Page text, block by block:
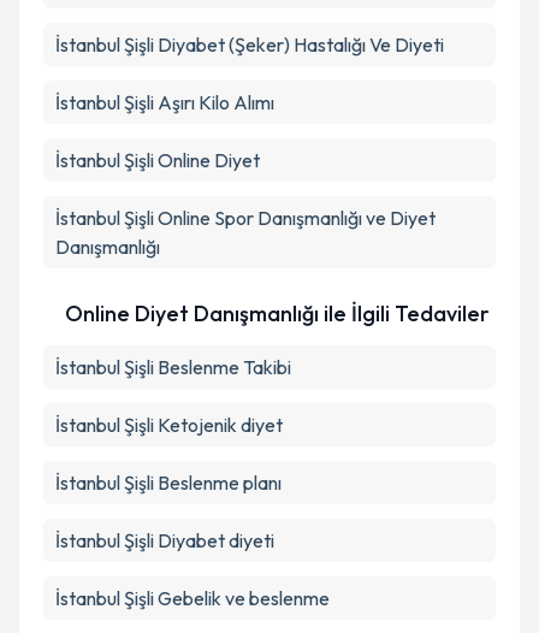
İstanbul Şişli Diyabet (Şeker) Hastalığı Ve Diyeti
İstanbul Şişli Aşırı Kilo Alımı
İstanbul Şişli Online Diyet
İstanbul Şişli Online Spor Danışmanlığı ve Diyet
Danışmanlığı
Online Diyet Danışmanlığı ile İlgili Tedaviler
İstanbul Şişli Beslenme Takibi
İstanbul Şişli Ketojenik diyet
İstanbul Şişli Beslenme planı
İstanbul Şişli Diyabet diyeti
İstanbul Şişli Gebelik ve beslenme